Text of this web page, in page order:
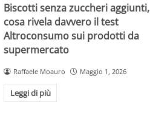
Biscotti senza zuccheri aggiunti,
cosa rivela davvero il test
Altroconsumo sui prodotti da
supermercato
Raffaele Moauro Maggio 1, 2026
Leggi di più